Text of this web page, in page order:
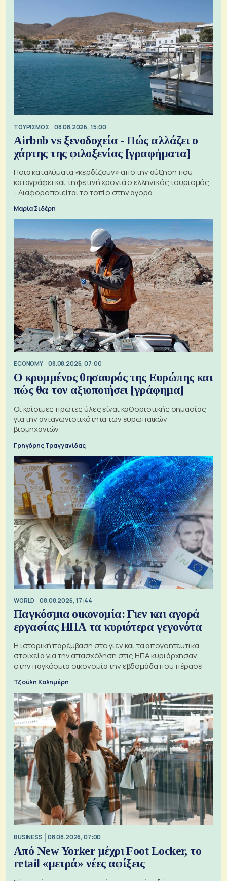
ΤΟΥΡΙΣΜΟΣ 08.08.2026, 15:00
Airbnb vs ξενοδοχεία - Πώς αλλάζει ο
χάρτης της φιλοξενίας [γραφήματα]
Ποια καταλύματα «κερδίζουν» από την αύξηση που
καταγράφει και τη φετινή χρονιά ο ελληνικός τουρισμός
- Διαφοροποιείται το τοπίο στην αγορά
Μαρία Σιδέρη
ECONOMY 08.08.2026, 07:00
Ο κρυμμένος θησαυρός της Ευρώπης και
πώς θα τον αξιοποιήσει [γράφημα]
Οι κρίσιμες πρώτες ύλες είναι καθοριστικής σημασίας
για την ανταγωνιστικότητα των ευρωπαϊκών
βιομηχανιών
Γρηγόρης Τραγγανίδας
WORLD 08.08.2026, 17:44
Παγκόσμια οικονομία: Γιεν και αγορά
εργασίας ΗΠΑ τα κυριότερα γεγονότα
Η ιστορική παρέμβαση στο γιεν και τα απογοητευτικά
στοιχεία για την απασχόληση στις ΗΠΑ κυριάρχησαν
στην παγκόσμια οικονομία την εβδομάδα που πέρασε
Τζούλη Καλημέρη
BUSINESS 08.08.2026, 07:00
Από New Yorker μέχρι Foot Locker, το
retail «μετρά» νέες αφίξεις